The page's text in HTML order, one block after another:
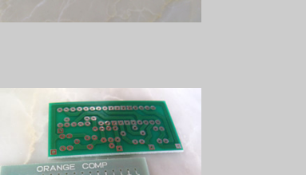
Orange Compプリント基板